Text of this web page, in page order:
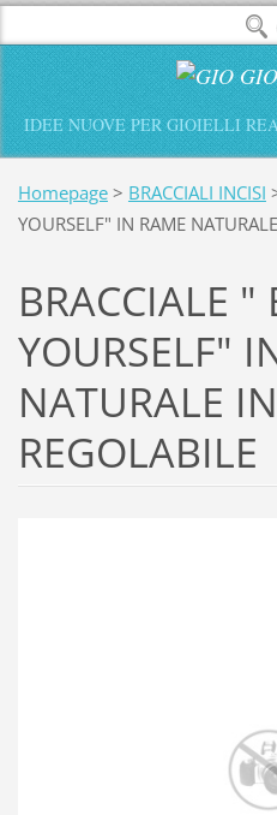
IDEE NUOVE PER GIOIELLI
Homepage > BRACCIALI INCISI
YOURSELF" IN RAME
BRACCIALE "
YOURSELF"
NATURALE
REGOLABILE